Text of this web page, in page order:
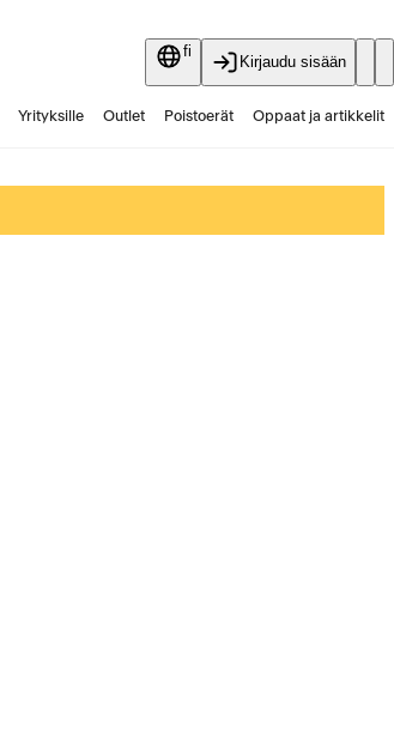
fi
Kirjaudu sisään
Yrityksille Outlet Poistoerät Oppaat ja artikkelit